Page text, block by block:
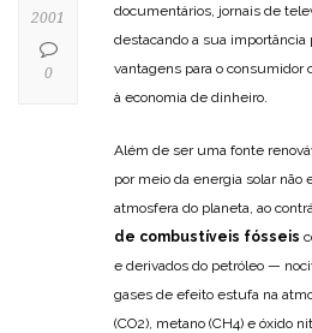
documentários, jornais de
destacando a sua importância
vantagens para o
à economia de dinheiro.
Além de ser uma fonte
por meio da energia solar não
atmosfera do planeta, ao
de combustíveis fósseis
e derivados do petróleo —
gases de efeito estufa na
(CO2), metano (CH4) e óxido
2001
0